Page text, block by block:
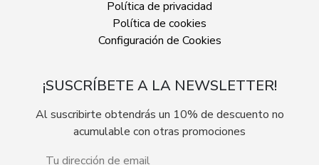
Política de privacidad
Política de cookies
Configuración de Cookies
¡SUSCRÍBETE A LA NEWSLETTER!
Al suscribirte obtendrás un 10% de descuento no
acumulable con otras promociones